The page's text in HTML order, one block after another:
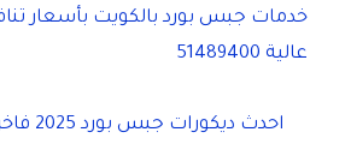
خدمات جبس بورد بالكويت بأسعار
عالية 51489400
احدث